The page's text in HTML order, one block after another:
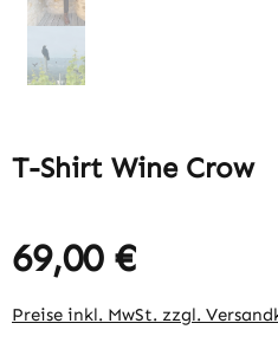
T-Shirt Wine Crow
Regulärer Preis:
69,00 €
Preise inkl. MwSt. zzgl.